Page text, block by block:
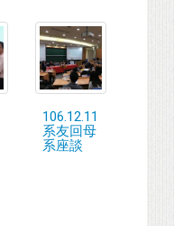
106.12.11
系友回母
系座談